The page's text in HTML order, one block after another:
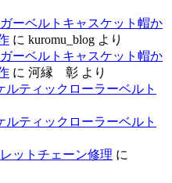
ーベルトキャスケット帽か
に kuromu_blog より
ーベルトキャスケット帽か
に 河縁 彰 より
ティックローラーベルト
ティックローラーベルト
ットチェーン修理 に